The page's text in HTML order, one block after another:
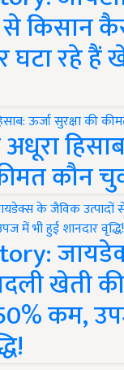
से किसान
घटा रहे हैं
कौन
खेती
कम,